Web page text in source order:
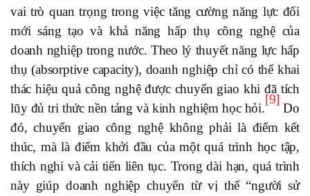
vai trò quan trọng trong việc tăng cường năng lực đổi
mới sáng tạo và khả năng hấp thụ công nghệ của
doanh nghiệp trong nước. Theo lý thuyết năng lực hấp
thụ (absorptive capacity), doanh nghiệp chỉ có thể khai
thác hiệu quả công nghệ được chuyển giao khi đã tích
lũy đủ tri thức nền tảng và kinh nghiệm học hỏi.
[9]
Do
đó, chuyển giao công nghệ không phải là điểm kết
thúc, mà là điểm khởi đầu của một quá trình học tập,
thích nghi và cải tiến liên tục. Trong dài hạn, quá trình
này giúp doanh nghiệp chuyển từ vị thế “người sử